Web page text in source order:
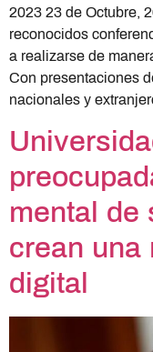
2023 23 de Octubre,
reconocidos
a realizarse de
Con presentaciones
nacionales y
mental de
crean una
digital